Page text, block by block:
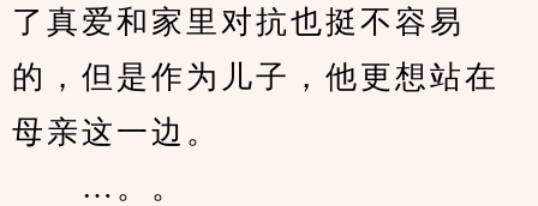
了真爱和家里对抗也挺不容易
的，但是作为儿子，他更想站在
母亲这一边。
…。。